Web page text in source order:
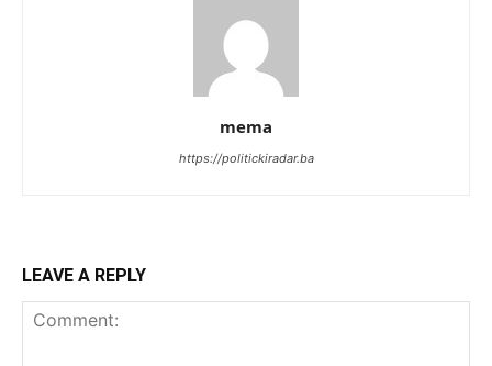
mema
https://politickiradar.ba
LEAVE A REPLY